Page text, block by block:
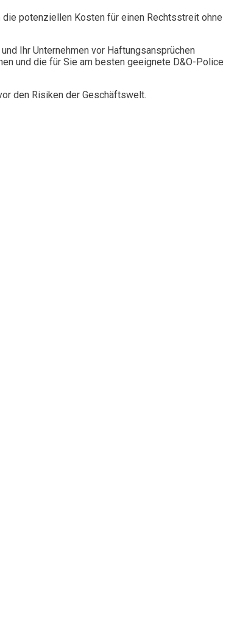
potenziellen Kosten für einen Rechtsstreit ohne
Ihr Unternehmen vor Haftungsansprüchen
und die für Sie am besten geeignete D&O-Police
den Risiken der Geschäftswelt.